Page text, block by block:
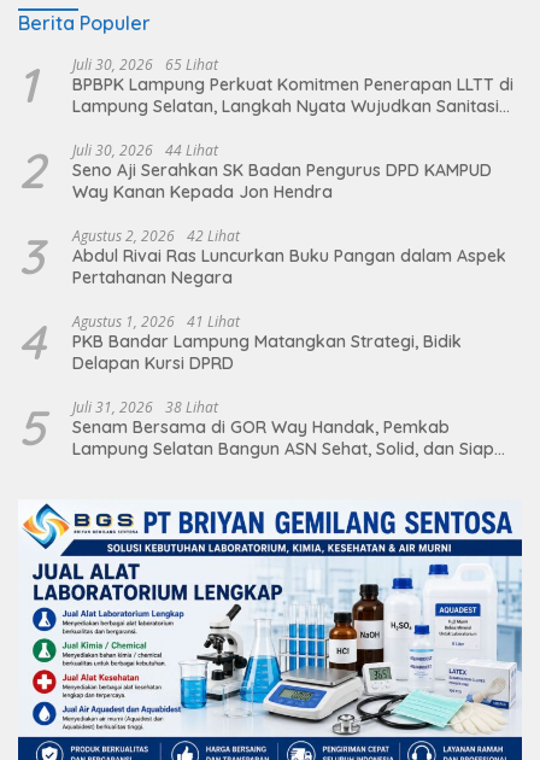
Berita Populer
1 Juli 30, 2026 65 Lihat
BPBPK Lampung Perkuat Komitmen Penerapan LLTT di
Lampung Selatan, Langkah Nyata Wujudkan Sanitasi
2 Juli 30, 2026 44 Lihat
Seno Aji Serahkan SK Badan Pengurus DPD KAMPUD
Way Kanan Kepada Jon Hendra
3 Agustus 2, 2026 42 Lihat
Abdul Rivai Ras Luncurkan Buku Pangan dalam Aspek
Pertahanan Negara
4 Agustus 1, 2026 41 Lihat
PKB Bandar Lampung Matangkan Strategi, Bidik
Delapan Kursi DPRD
5 Juli 31, 2026 38 Lihat
Senam Bersama di GOR Way Handak, Pemkab
Lampung Selatan Bangun ASN Sehat, Solid, dan Siap